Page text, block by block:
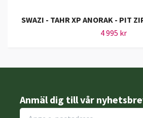
SWAZI - TAHR XP ANORAK - PIT
4 995 kr
Anmäl dig till vår